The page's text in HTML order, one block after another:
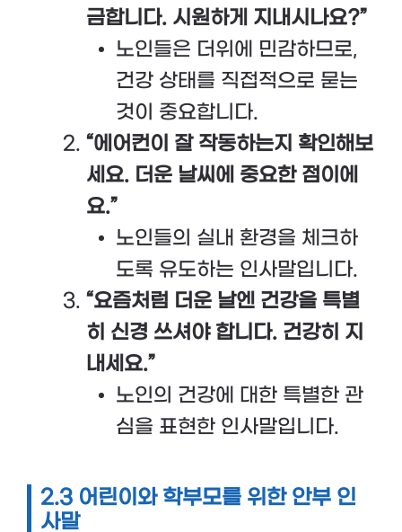
금합니다. 시원하게 지내시나요?”
노인들은 더위에 민감하므로,
건강 상태를 직접적으로 묻는
것이 중요합니다.
“에어컨이 잘 작동하는지 확인해보
세요. 더운 날씨에 중요한 점이에
요.”
노인들의 실내 환경을 체크하
도록 유도하는 인사말입니다.
“요즘처럼 더운 날엔 건강을 특별
히 신경 쓰셔야 합니다. 건강히 지
내세요.”
노인의 건강에 대한 특별한 관
심을 표현한 인사말입니다.
2.3 어린이와 학부모를 위한 안부 인
사말